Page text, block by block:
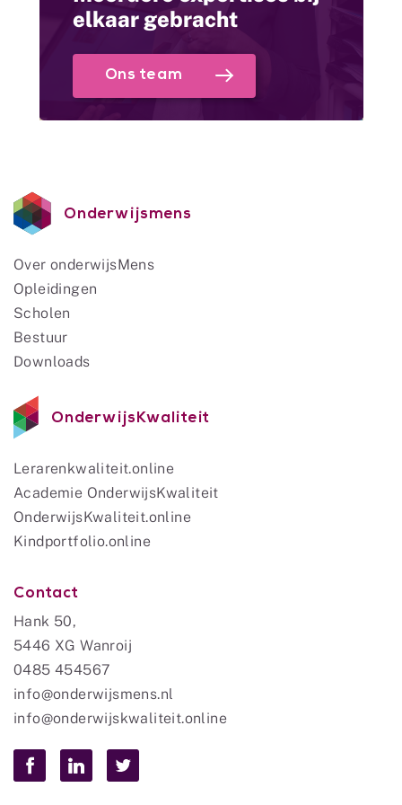
elkaar gebracht
Ons team
Onderwijsmens
Over onderwijsMens
Opleidingen
Scholen
Bestuur
Downloads
OnderwijsKwaliteit
Lerarenkwaliteit.online
Academie OnderwijsKwaliteit
OnderwijsKwaliteit.online
Kindportfolio.online
Contact
Hank 50,
5446 XG Wanroij
0485 454567
info@onderwijsmens.nl
info@onderwijskwaliteit.online